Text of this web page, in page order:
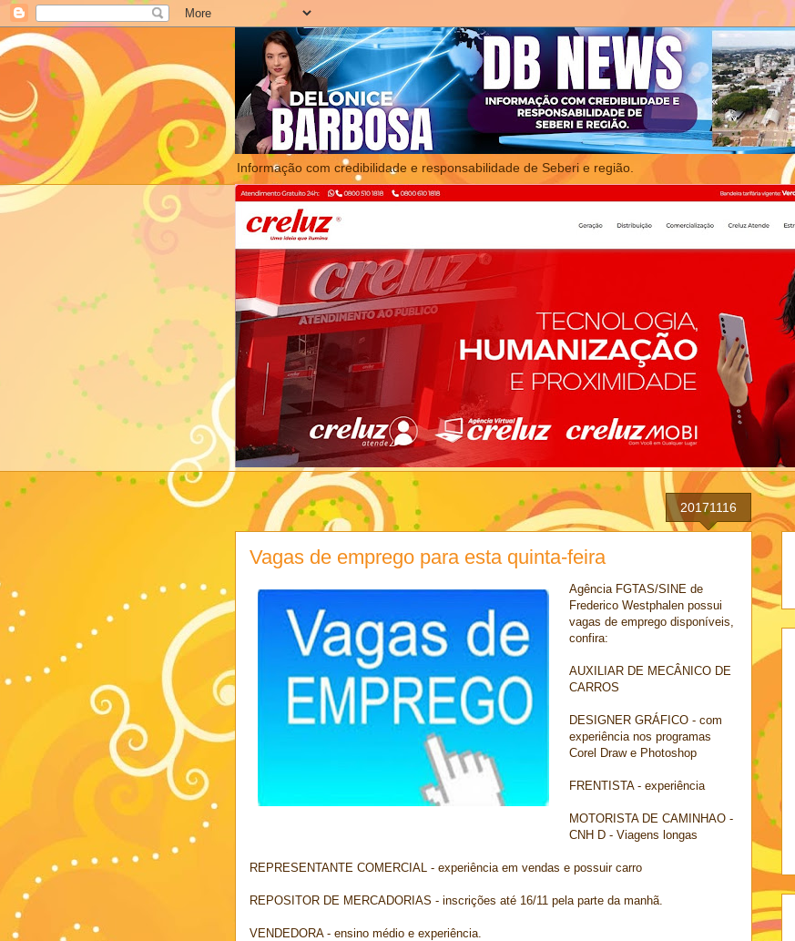
Informação com credibilidade e responsabilidade de Seberi e região.
20171116
Vagas de emprego para esta quinta-feira
Agência FGTAS/SINE de
Frederico Westphalen possui
vagas de emprego disponíveis,
confira:
AUXILIAR DE MECÂNICO DE
CARROS
DESIGNER GRÁFICO - com
experiência nos programas
Corel Draw e Photoshop
FRENTISTA - experiência
MOTORISTA DE CAMINHAO -
CNH D - Viagens longas
REPRESENTANTE COMERCIAL - experiência em vendas e possuir carro
REPOSITOR DE MERCADORIAS - inscrições até 16/11 pela parte da manhã.
VENDEDORA - ensino médio e experiência.